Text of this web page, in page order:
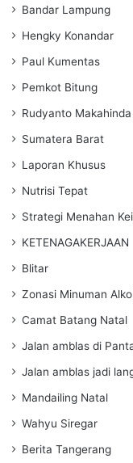
Bandar Lampung
Hengky Konandar
Paul Kumentas
Pemkot Bitung
Rudyanto Makahinda
Sumatera Barat
Laporan Khusus
Nutrisi Tepat
Strategi Menahan
KETENAGAKERJAAN
Blitar
Zonasi Minuman
Camat Batang Natal
Jalan amblas di
Jalan amblas jadi
Mandailing Natal
Wahyu Siregar
Berita Tangerang